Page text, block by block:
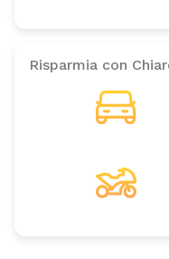
Risparmia con